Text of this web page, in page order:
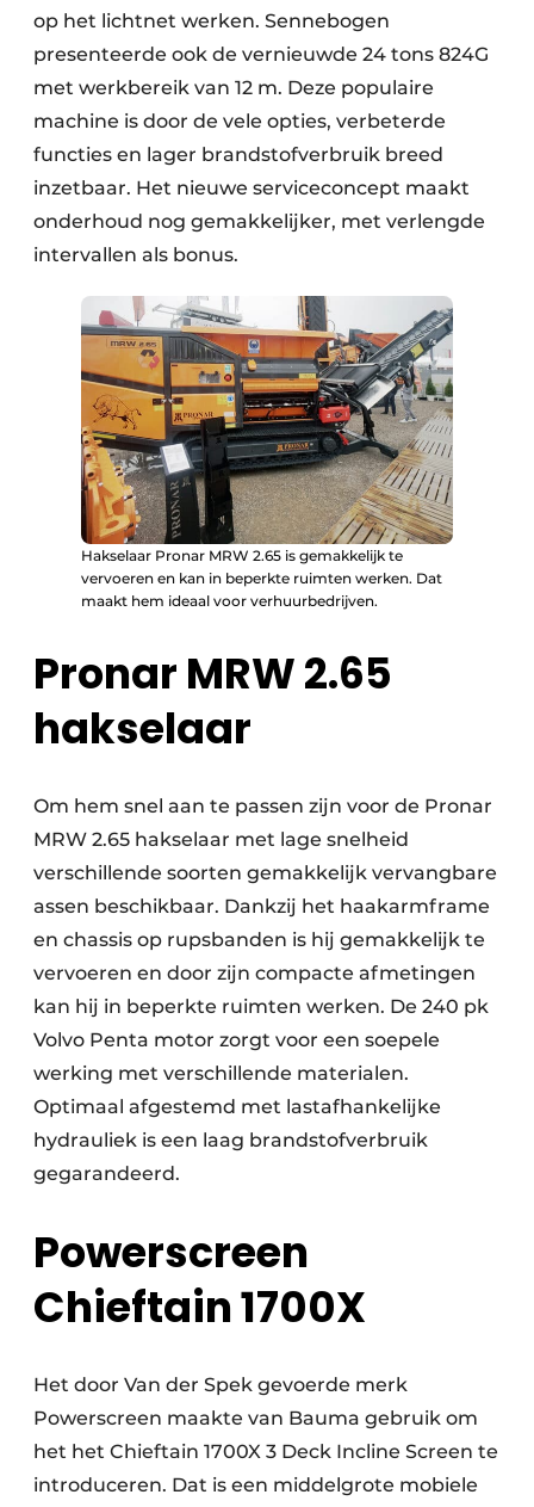
op het lichtnet werken. Sennebogen
presenteerde ook de vernieuwde 24 tons 824G
met werkbereik van 12 m. Deze populaire
machine is door de vele opties, verbeterde
functies en lager brandstofverbruik breed
inzetbaar. Het nieuwe serviceconcept maakt
onderhoud nog gemakkelijker, met verlengde
intervallen als bonus.
Hakselaar Pronar MRW 2.65 is gemakkelijk te
vervoeren en kan in beperkte ruimten werken. Dat
maakt hem ideaal voor verhuurbedrijven.
Pronar MRW 2.65
hakselaar
Om hem snel aan te passen zijn voor de Pronar
MRW 2.65 hakselaar met lage snelheid
verschillende soorten gemakkelijk vervangbare
assen beschikbaar. Dankzij het haakarmframe
en chassis op rupsbanden is hij gemakkelijk te
vervoeren en door zijn compacte afmetingen
kan hij in beperkte ruimten werken. De 240 pk
Volvo Penta motor zorgt voor een soepele
werking met verschillende materialen.
Optimaal afgestemd met lastafhankelijke
hydrauliek is een laag brandstofverbruik
gegarandeerd.
Powerscreen
Chieftain 1700X
Het door Van der Spek gevoerde merk
Powerscreen maakte van Bauma gebruik om
het het Chieftain 1700X 3 Deck Incline Screen te
introduceren. Dat is een middelgrote mobiele